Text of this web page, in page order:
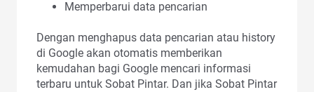
Memperbarui data pencarian
Dengan menghapus data pencarian atau history
di Google akan otomatis memberikan
kemudahan bagi Google mencari informasi
terbaru untuk Sobat Pintar. Dan jika Sobat Pintar